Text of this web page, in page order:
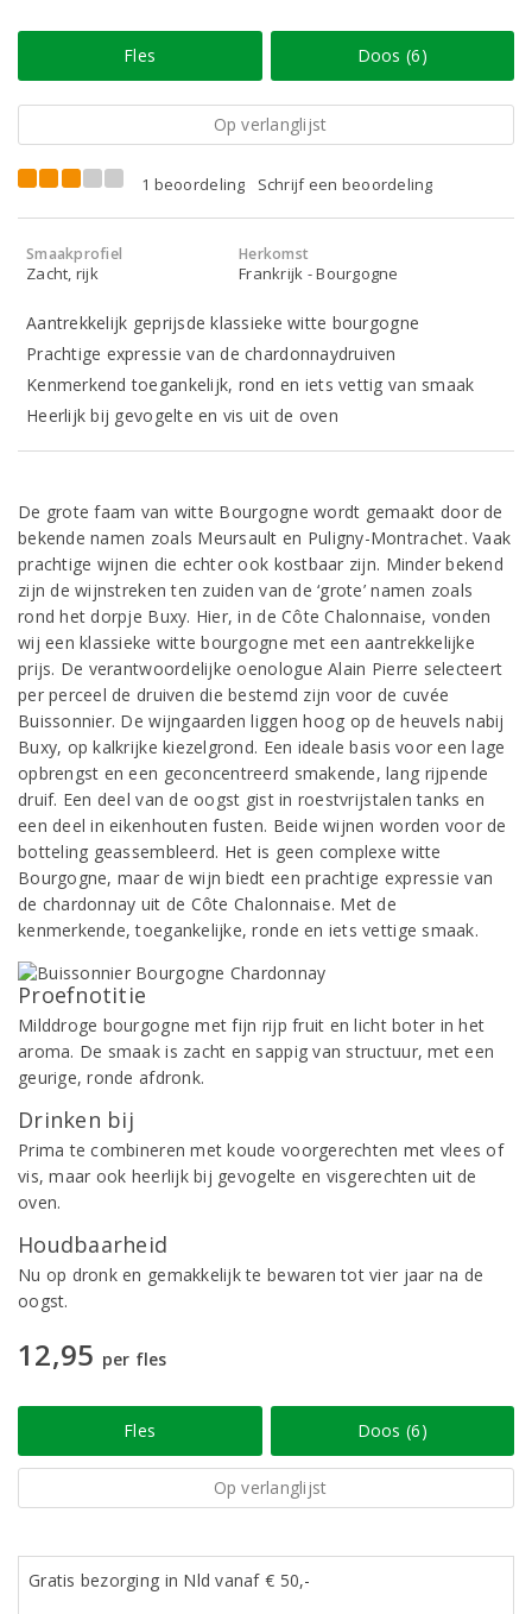
Fles Doos (6)
Op verlanglijst
1 beoordeling Schrijf een beoordeling
Smaakprofiel
Zacht, rijk
Herkomst
Frankrijk - Bourgogne
Aantrekkelijk geprijsde klassieke witte bourgogne
Prachtige expressie van de chardonnaydruiven
Kenmerkend toegankelijk, rond en iets vettig van smaak
Heerlijk bij gevogelte en vis uit de oven
De grote faam van witte Bourgogne wordt gemaakt door de
bekende namen zoals Meursault en Puligny-Montrachet. Vaak
prachtige wijnen die echter ook kostbaar zijn. Minder bekend
zijn de wijnstreken ten zuiden van de ‘grote’ namen zoals
rond het dorpje Buxy. Hier, in de Côte Chalonnaise, vonden
wij een klassieke witte bourgogne met een aantrekkelijke
prijs. De verantwoordelijke oenologue Alain Pierre selecteert
per perceel de druiven die bestemd zijn voor de cuvée
Buissonnier. De wijngaarden liggen hoog op de heuvels nabij
Buxy, op kalkrijke kiezelgrond. Een ideale basis voor een lage
opbrengst en een geconcentreerd smakende, lang rijpende
druif. Een deel van de oogst gist in roestvrijstalen tanks en
een deel in eikenhouten fusten. Beide wijnen worden voor de
botteling geassembleerd. Het is geen complexe witte
Bourgogne, maar de wijn biedt een prachtige expressie van
de chardonnay uit de Côte Chalonnaise. Met de
kenmerkende, toegankelijke, ronde en iets vettige smaak.
Proefnotitie
Milddroge bourgogne met fijn rijp fruit en licht boter in het
aroma. De smaak is zacht en sappig van structuur, met een
geurige, ronde afdronk.
Drinken bij
Prima te combineren met koude voorgerechten met vlees of
vis, maar ook heerlijk bij gevogelte en visgerechten uit de
oven.
Houdbaarheid
Nu op dronk en gemakkelijk te bewaren tot vier jaar na de
oogst.
12,95 per fles
Fles Doos (6)
Op verlanglijst
Gratis bezorging in Nld vanaf € 50,-